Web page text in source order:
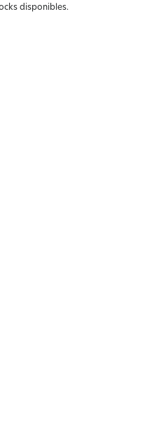
disponibles.